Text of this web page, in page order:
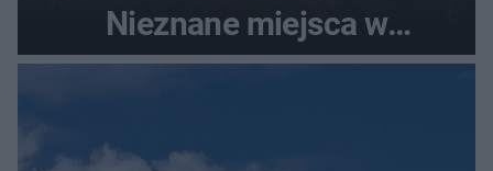
Nieznane miejsca w
Świętokrzyskiem